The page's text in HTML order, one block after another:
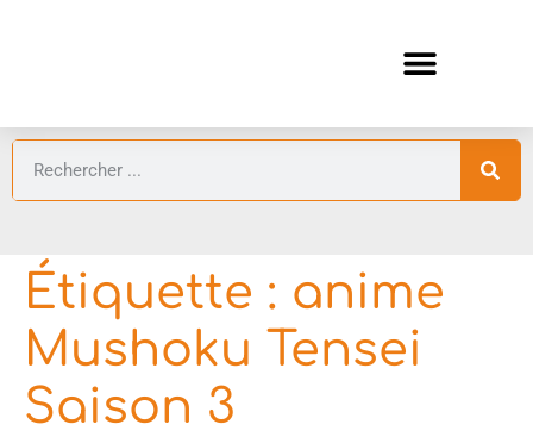
Étiquette : anime
Mushoku Tensei
Saison 3